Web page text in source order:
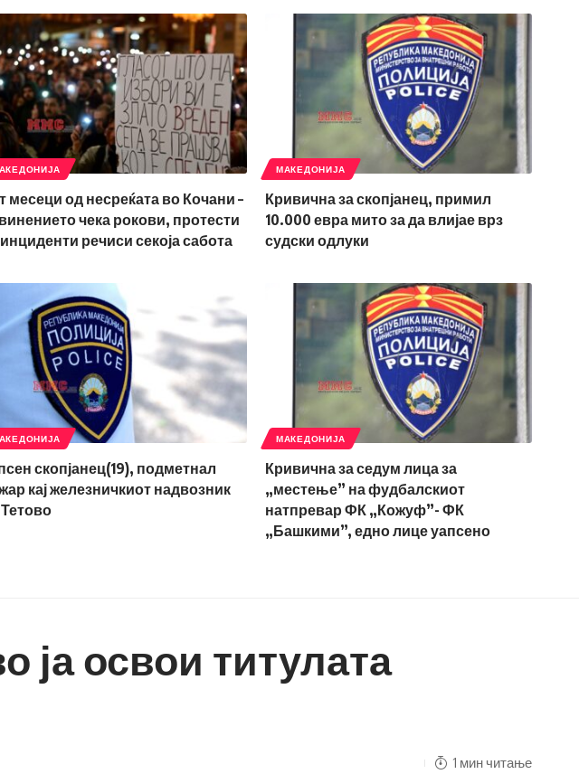
месеци од несреќата во Кочани –
чека рокови, протести
речиси секоја сабота
МАКЕДОНИЈА
Кривична за скопјанец, примил
10.000 евра мито за да влијае врз
судски одлуки
скопјанец(19), подметнал
кај железничкиот надвозник
МАКЕДОНИЈА
Кривична за седум лица за
„местење” на фудбалскиот
натпревар ФК „Кожуф”- ФК
„Башкими”, едно лице уапсено
ја освои титулата
1 мин читање